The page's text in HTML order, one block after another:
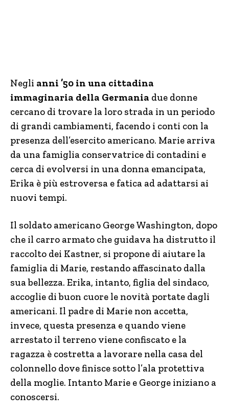
Negli anni ’50 in una cittadina
immaginaria della Germania due donne
cercano di trovare la loro strada in un periodo
di grandi cambiamenti, facendo i conti con la
presenza dell’esercito americano. Marie arriva
da una famiglia conservatrice di contadini e
cerca di evolversi in una donna emancipata,
Erika è più estroversa e fatica ad adattarsi ai
nuovi tempi.
Il soldato americano George Washington, dopo
che il carro armato che guidava ha distrutto il
raccolto dei Kastner, si propone di aiutare la
famiglia di Marie, restando affascinato dalla
sua bellezza. Erika, intanto, figlia del sindaco,
accoglie di buon cuore le novità portate dagli
americani. Il padre di Marie non accetta,
invece, questa presenza e quando viene
arrestato il terreno viene confiscato e la
ragazza è costretta a lavorare nella casa del
colonnello dove finisce sotto l’ala protettiva
della moglie. Intanto Marie e George iniziano a
conoscersi.